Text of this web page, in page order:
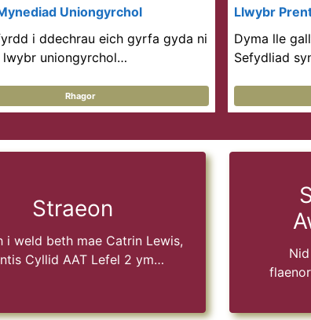
Uniongyrchol
i ddechrau eich gyrfa gyda ni
uniongyrchol…
Rhagor
Llwybr
Dyma lle
Sefydliad
Straeon
i weld beth mae Catrin Lewis,
Cyllid AAT Lefel 2 ym…
Nid